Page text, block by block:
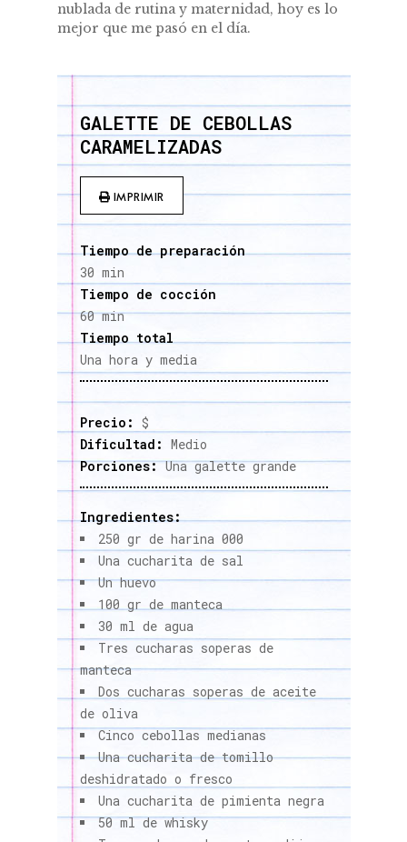
nublada de rutina y maternidad, hoy es lo
mejor que me pasó en el día.
GALETTE DE CEBOLLAS
CARAMELIZADAS
IMPRIMIR
Tiempo de preparación
30 min
Tiempo de cocción
60 min
Tiempo total
Una hora y media
Precio: $
Dificultad: Medio
Porciones:Una galette grande
Ingredientes:
250 gr de harina 000
Una cucharita de sal
Un huevo
100 gr de manteca
30 ml de agua
Tres cucharas soperas de
manteca
Dos cucharas soperas de aceite
de oliva
Cinco cebollas medianas
Una cucharita de tomillo
deshidratado o fresco
Una cucharita de pimienta negra
50 ml de whisky